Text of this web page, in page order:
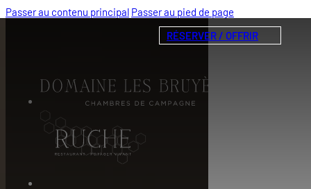
Passer au contenu principal Passer au pied de page
RÉSERVER / OFFRIR